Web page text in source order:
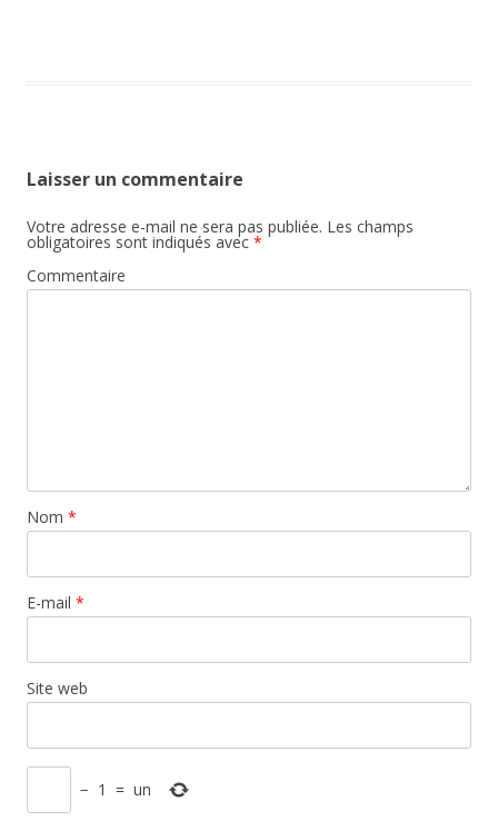
Laisser un commentaire
Votre adresse e-mail ne sera pas publiée. Les champs
obligatoires sont indiqués avec *
Commentaire
Nom *
E-mail *
Site web
− 1 = un